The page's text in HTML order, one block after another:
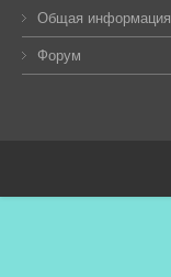
Общая информация
Форум